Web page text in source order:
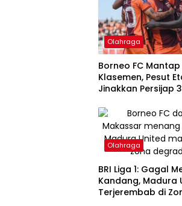
Olahraga
Borneo FC
Klasemen, Pesut
Jinakkan Persijap
Olahraga
BRI Liga 1: Gagal
Kandang, Madura
Terjerembab di